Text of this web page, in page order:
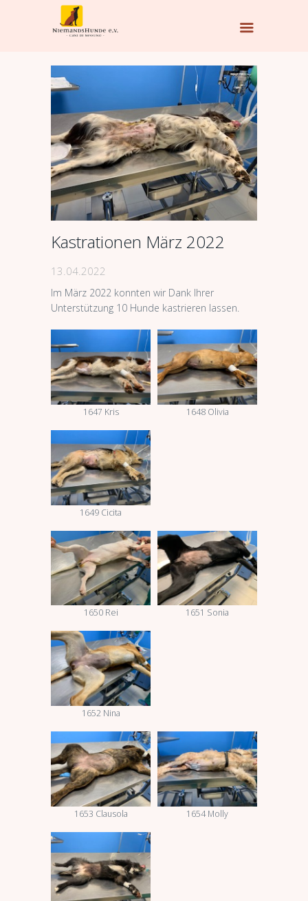
Kastrationen März 2022
13.04.2022
Im März 2022 konnten wir Dank Ihrer
Unterstützung 10 Hunde kastrieren lassen.
1647 Kris 1648 Olivia
1649 Cicita
1650 Rei 1651 Sonia
1652 Nina
1653 Clausola 1654 Molly